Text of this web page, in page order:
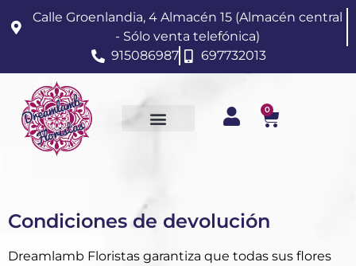
Calle Groenlandia, 4 Almacén 15 (Almacén central
- Sólo venta telefónica)
915086987
697732013
0
Condiciones de devolución
Dreamlamb Floristas garantiza que todas sus flores